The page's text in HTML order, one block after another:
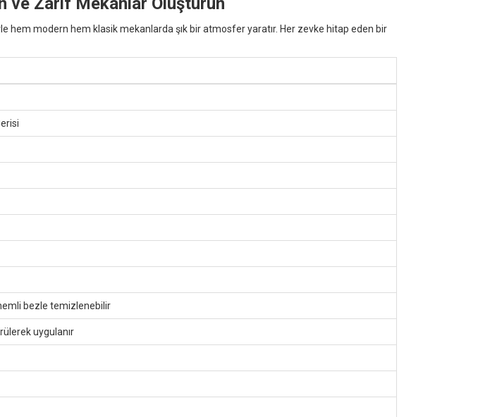
hem modern hem klasik mekanlarda şık bir atmosfer yaratır. Her zevke hitap eden bir
bezle temizlenebilir
uygulanır